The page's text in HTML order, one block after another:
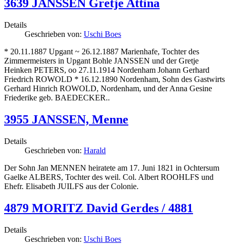
3639 JANSSEN Gretje Attina
Details
Geschrieben von: Uschi Boes
* 20.11.1887 Upgant ~ 26.12.1887 Marienhafe, Tochter des
Zimmermeisters in Upgant Bohle JANSSEN und der Gretje
Heinken PETERS, oo 27.11.1914 Nordenham Johann Gerhard
Friedrich ROWOLD * 16.12.1890 Nordenham, Sohn des Gastwirts
Gerhard Hinrich ROWOLD, Nordenham, und der Anna Gesine
Friederike geb. BAEDECKER..
3955 JANSSEN, Menne
Details
Geschrieben von: Harald
Der Sohn Jan MENNEN heiratete am 17. Juni 1821 in Ochtersum
Gaelke ALBERS, Tochter des weil. Col. Albert ROOHLFS und
Ehefr. Elisabeth JUILFS aus der Colonie.
4879 MORITZ David Gerdes / 4881
Details
Geschrieben von: Uschi Boes